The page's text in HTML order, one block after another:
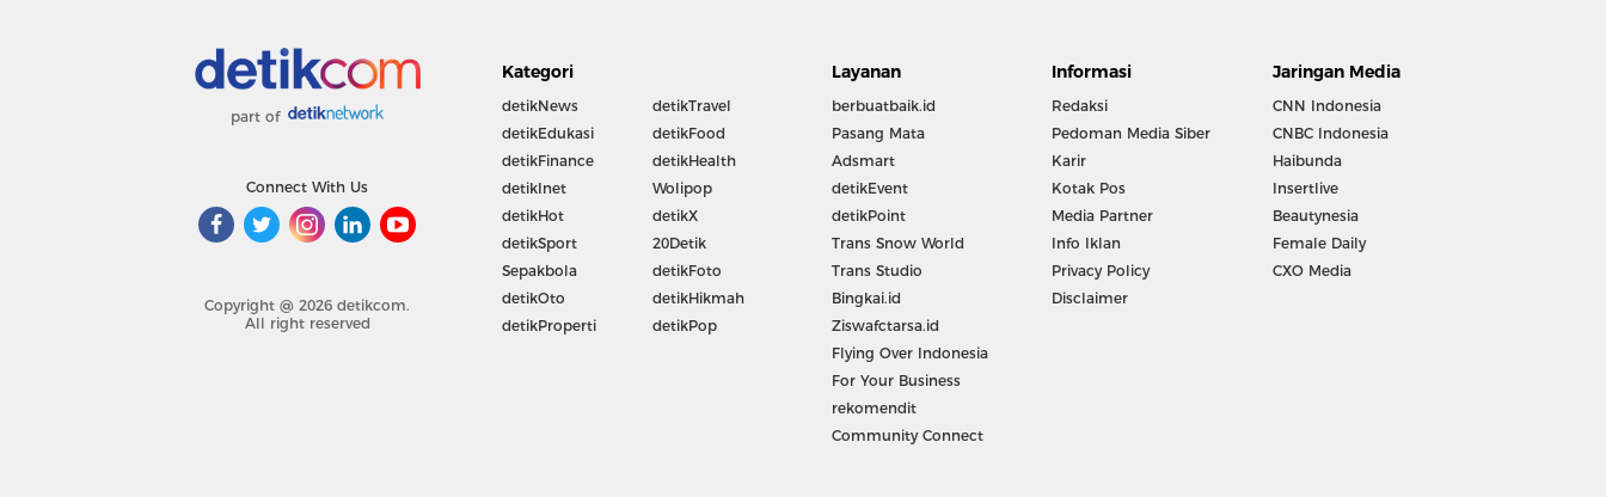
part of
Connect With Us
Copyright @ 2026 detikcom.
All right reserved
Kategori
detikNews
detikEdukasi
detikFinance
detikInet
detikHot
detikSport
Sepakbola
detikOto
detikProperti
detikTravel
detikFood
detikHealth
Wolipop
detikX
20Detik
detikFoto
detikHikmah
detikPop
Layanan
berbuatbaik.id
Pasang Mata
Adsmart
detikEvent
detikPoint
Trans Snow World
Trans Studio
Bingkai.id
Ziswafctarsa.id
Flying Over Indonesia
For Your Business
rekomendit
Community Connect
Informasi
Redaksi
Pedoman Media Siber
Karir
Kotak Pos
Media Partner
Info Iklan
Privacy Policy
Disclaimer
Jaringan Media
CNN Indonesia
CNBC Indonesia
Haibunda
Insertlive
Beautynesia
Female Daily
CXO Media